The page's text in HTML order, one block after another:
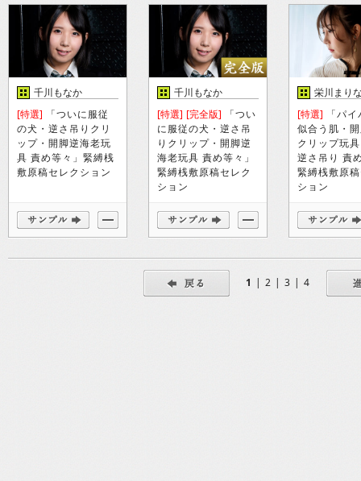
千川もなか
[特選] 「ついに服従
の犬・逆さ吊りクリ
ップ・開脚逆海老玩
具 責め等々」緊縛桟
敷原稿セレクション
千川もなか
[特選] [完全版] 「つい
に服従の犬・逆さ吊
りクリップ・開脚逆
海老玩具 責め等々」
緊縛桟敷原稿セレク
ション
栄川まり
[特選] 「パ
似合う肌・
クリップ玩
逆さ吊り 責
緊縛桟敷原
ション
1 | 2 | 3 | 4